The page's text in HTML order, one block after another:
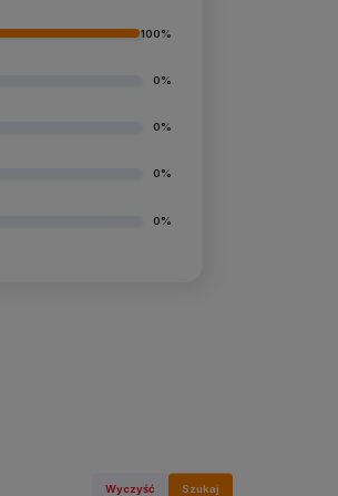
100%
0%
0%
0%
0%
Wyczyść Szukaj